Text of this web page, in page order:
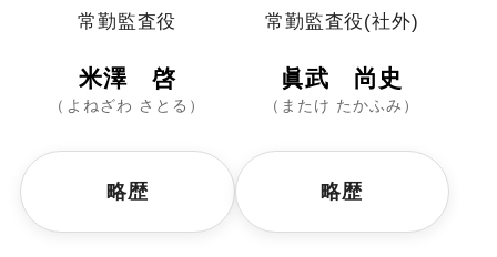
常勤監査役
米澤 啓
（よねざわ さとる）
略歴
常勤監査役(社外)
眞武 尚史
（またけ たかふみ）
略歴